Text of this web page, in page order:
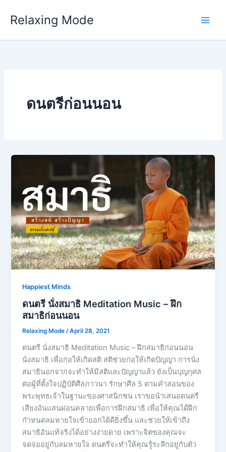
Relaxing Mode
ดนตรีก่อนนอน
Happiest Minds
ดนตรี นั่งสมาธิ Meditation Music – ฝึก
สมาธิก่อนนอน
Relaxing Mode/April 28, 2021
ดนตรี นั่งสมาธิ Meditation Music – ฝึกสมาธิก่อนนอน
นั่งสมาธิ เพื่อก่อให้เกิดสติ สติช่วยก่อให้เกิดปัญญา การนั่ง
สมาธินอกจากจะทำให้มีสติและปัญญาแล้ว ยังเป็นบุญกุศล
ต่อผู้ที่ตั้งใจปฏิบัติศีลภาวนา รักษาศีล 5 ตามคำสอนของ
พระพุทธเจ้าในฐานะของศาสนิกชน เราขอนำเสนอดนตรี
เสียงอันแสนผ่อนคลายเพื่อการฝึกสมาธิ เพื่อให้คุณได้ฝึก
กำหนดลมหายใจเข้าออกได้ดียิ่งขึ้น และช่วยให้เข้าถึง
สมาธิอันแท้จริงได้อย่างง่ายดาย เพราะจิตของคุณจะ
จดจ่ออยู่กับลมหายใจ ดนตรีจะทำให้คุณรู้ระลึกอยู่กับตัว